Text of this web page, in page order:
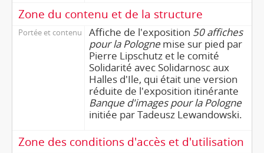
Zone du contenu et de la structure
Portée et contenu Affiche de l'exposition 50 affiches
pour la Polognemise sur pied par
Pierre Lipschutz et le comité
Solidarité avec Solidarnosc aux
Halles d'Ile, qui était une version
réduite de l'exposition itinérante
Banque d'images pour la Pologne
initiée par Tadeusz Lewandowski.
Zone des conditions d'accès et d'utilisation